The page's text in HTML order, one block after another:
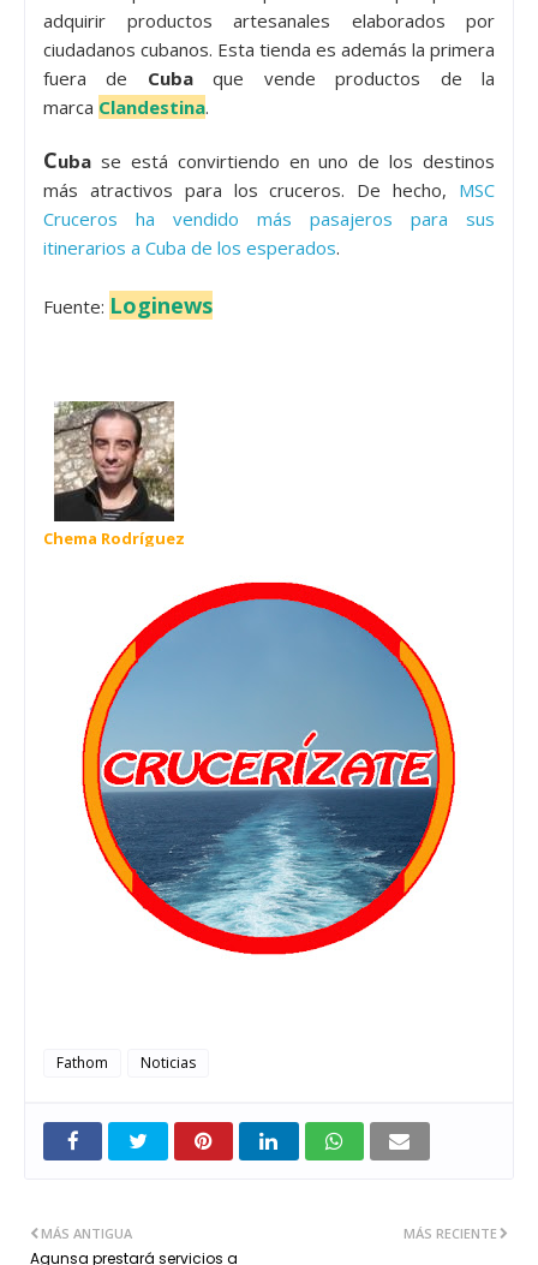
adquirir productos artesanales elaborados por
ciudadanos cubanos. Esta tienda es además la primera
fuera de Cubaque vende productos de la
marca Clandestina.
Cuba se está convirtiendo en uno de los destinos
más atractivos para los cruceros. De hecho, MSC
Cruceros ha vendido más pasajeros para sus
itinerarios a Cuba de los esperados.
Fuente: Loginews
Chema Rodríguez
Fathom Noticias
MÁS RECIENTE
MÁS ANTIGUA
Agunsa prestará servicios a